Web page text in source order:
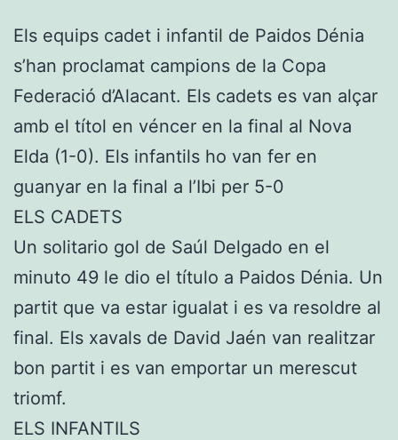
Els equips cadet i infantil de Paidos Dénia
s’han proclamat campions de la Copa
Federació d’Alacant. Els cadets es van alçar
amb el títol en véncer en la final al Nova
Elda (1-0). Els infantils ho van fer en
guanyar en la final a l’Ibi per 5-0
ELS CADETS
Un solitario gol de Saúl Delgado en el
minuto 49 le dio el título a Paidos Dénia. Un
partit que va estar igualat i es va resoldre al
final. Els xavals de David Jaén van realitzar
bon partit i es van emportar un merescut
triomf.
ELS INFANTILS